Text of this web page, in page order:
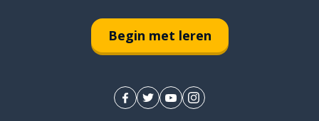
Begin met leren